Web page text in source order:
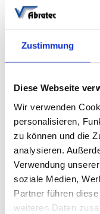
Zustimmung
Diese Webseite
Wir verwenden
personalisieren,
zu können und die
analysieren.
Verwendung
soziale Medien,
Partner führen
weiteren Daten
7-10
Mehr
Informationen
A080
3M™